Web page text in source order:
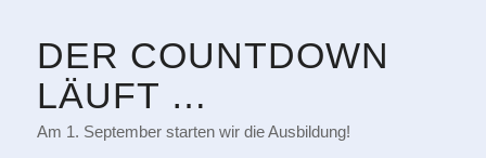
DER COUNTDOWN
LÄUFT …
Am 1. September starten wir die Ausbildung!